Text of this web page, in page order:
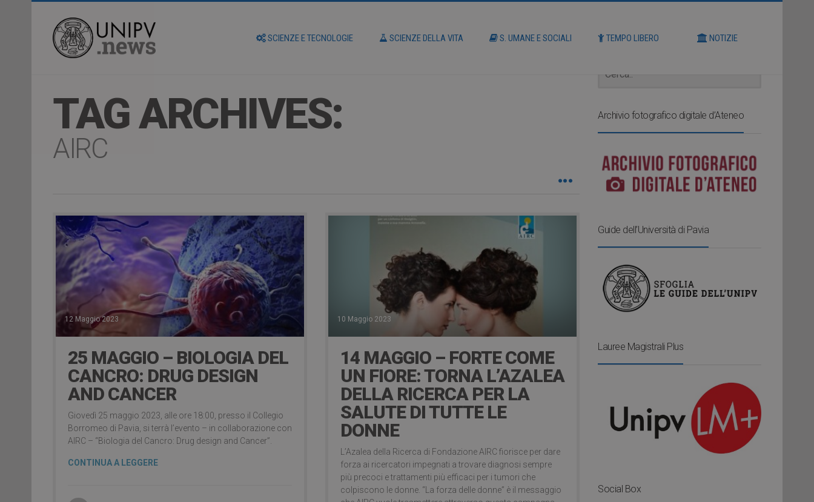
SCIENZE E TECNOLOGIE SCIENZE DELLA VITA S. UMANE E SOCIALI TEMPO LIBERO NOTIZIE
TAG ARCHIVES:
AIRC
12 Maggio 2023
25 MAGGIO – BIOLOGIA DEL
CANCRO: DRUG DESIGN
AND CANCER
Giovedì 25 maggio 2023, alle ore 18:00, presso il Collegio
Borromeo di Pavia, si terrà l’evento – in collaborazione con
AIRC – “Biologia del Cancro: Drug design and Cancer”.
CONTINUA A LEGGERE
10 Maggio 2023
14 MAGGIO – FORTE COME
UN FIORE: TORNA L’AZALEA
DELLA RICERCA PER LA
SALUTE DI TUTTE LE
DONNE
L’Azalea della Ricerca di Fondazione AIRC fiorisce per dare
forza ai ricercatori impegnati a trovare diagnosi sempre
più precoci e trattamenti più efficaci per i tumori che
colpiscono le donne. “La forza delle donne” è il messaggio
Archivio fotografico digitale d’Ateneo
Guide dell’Università di Pavia
Lauree Magistrali Plus
Social Box